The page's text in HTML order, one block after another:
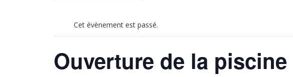
Cet évènement est passé.
Ouverture de la piscine